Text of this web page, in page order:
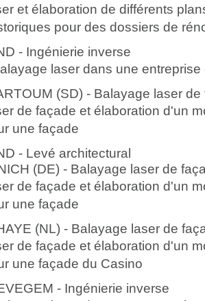
et élaboration de différents
pour des dossiers de
- Ingénierie inverse
laser dans une entreprise
(SD) - Balayage laser de
de façade et élaboration d'un
une façade
- Levé architectural
(DE) - Balayage laser de
de façade et élaboration d'un
une façade
(NL) - Balayage laser de
de façade et élaboration d'un
une façade du Casino
- Ingénierie inverse